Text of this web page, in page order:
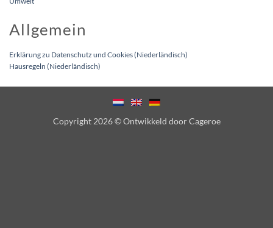
Allgemein
Erklärung zu Datenschutz und Cookies (Niederländisch)
Hausregeln (Niederländisch)
Copyright 2026 ©Ontwikkeld doorCageroe